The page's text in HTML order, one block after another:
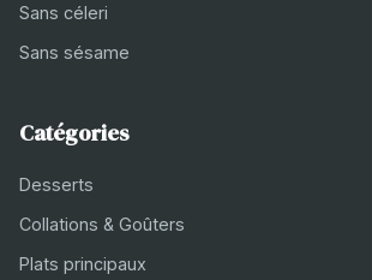
Sans céleri
Sans sésame
Catégories
Desserts
Collations & Goûters
Plats principaux